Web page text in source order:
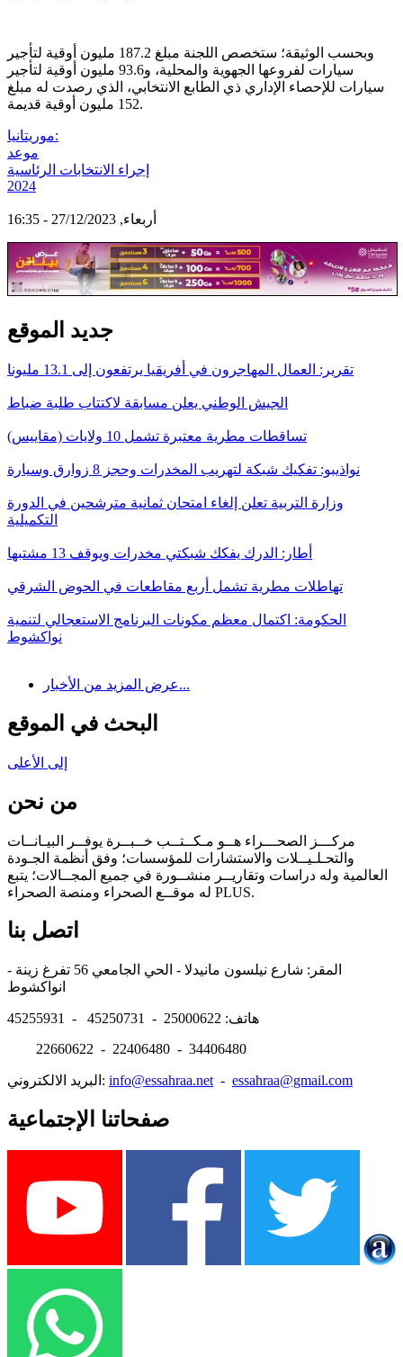
وبحسب الوثيقة؛ ستخصص اللجنة مبلغ 187.2 مليون أوقية لتأجير
سيارات لفروعها الجهوية والمحلية، و93.6 مليون أوقية لتأجير
سيارات للإحصاء الإداري ذي الطابع الانتخابي، الذي رصدت له مبلغ
152 مليون أوقية قديمة.
موريتانيا:
موعد
إجراء الانتخابات الرئاسية
2024
أربعاء, 27/12/2023 - 16:35
جديد الموقع
تقرير: العمال المهاجرون في أفريقيا يرتفعون إلى 13.1 مليونا
الجيش الوطني يعلن مسابقة لاكتتاب طلبة ضباط
تساقطات مطرية معتبرة تشمل 10 ولايات (مقاييس)
نواذيبو: تفكيك شبكة لتهريب المخدرات وحجز 8 زوارق وسيارة
وزارة التربية تعلن إلغاء امتحان ثمانية مترشحين في الدورة
التكميلية
أطار: الدرك يفكك شبكتي مخدرات ويوقف 13 مشتبها
تهاطلات مطرية تشمل أربع مقاطعات في الحوض الشرقي
الحكومة: اكتمال معظم مكونات البرنامج الاستعجالي لتنمية
نواكشوط
عرض المزيد من الأخبار...
البحث في الموقع
إلى الأعلى
من نحن
مركـــز الصحـــراء هــو مـكــتــب خــبــرة يوفــر البيـانــات
والتحـلـيــلات والاستشارات للمؤسسات؛ وفق أنظمة الجـودة
العالمية وله دراسات وتقاريــر منشــورة في جميع المجــالات؛ يتبع
له موقــع الصحراء ومنصة الصحراء PLUS.
اتصل بنا
المقر: شارع نيلسون مانيدلا - الحي الجامعي 56 تفرغ زينة -
هاتف: 25000622 - 45250731 - 45255931
22660622 - 22406480 - 34406480
البريد الالكتروني: info@essahraa.net - essahraa@gmail.com
صفحاتنا الإجتماعية